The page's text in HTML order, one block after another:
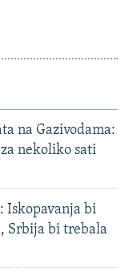
na Gazivodama:
nekoliko sati
Iskopavanja bi
Srbija bi trebala